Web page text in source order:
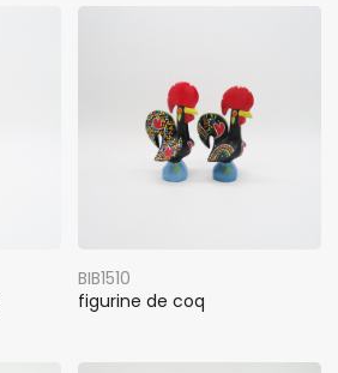
BIB1510
figurine de coq